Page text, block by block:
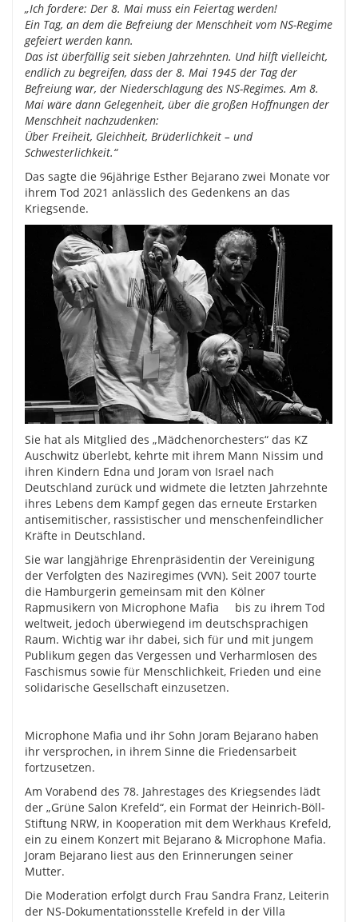
„Ich fordere: Der 8. Mai muss ein Feiertag werden!
Ein Tag, an dem die Befreiung der Menschheit vom NS-Regime
gefeiert werden kann.
Das ist überfällig seit sieben Jahrzehnten. Und hilft vielleicht,
endlich zu begreifen, dass der 8. Mai 1945 der Tag der
Befreiung war, der Niederschlagung des NS-Regimes. Am 8.
Mai wäre dann Gelegenheit, über die großen Hoffnungen der
Menschheit nachzudenken:
Über Freiheit, Gleichheit, Brüderlichkeit – und
Schwesterlichkeit.“
Das sagte die 96jährige Esther Bejarano zwei Monate vor
ihrem Tod 2021 anlässlich des Gedenkens an das
Kriegsende.
Sie hat als Mitglied des „Mädchenorchesters“ das KZ
Auschwitz überlebt, kehrte mit ihrem Mann Nissim und
ihren Kindern Edna und Joram von Israel nach
Deutschland zurück und widmete die letzten Jahrzehnte
ihres Lebens dem Kampf gegen das erneute Erstarken
antisemitischer, rassistischer und menschenfeindlicher
Kräfte in Deutschland.
Sie war langjährige Ehrenpräsidentin der Vereinigung
der Verfolgten des Naziregimes (VVN). Seit 2007 tourte
die Hamburgerin gemeinsam mit den Kölner
Rapmusikern von Microphone Mafia bis zu ihrem Tod
weltweit, jedoch überwiegend im deutschsprachigen
Raum. Wichtig war ihr dabei, sich für und mit jungem
Publikum gegen das Vergessen und Verharmlosen des
Faschismus sowie für Menschlichkeit, Frieden und eine
solidarische Gesellschaft einzusetzen.
Microphone Mafia und ihr Sohn Joram Bejarano haben
ihr versprochen, in ihrem Sinne die Friedensarbeit
fortzusetzen.
Am Vorabend des 78. Jahrestages des Kriegsendes lädt
der „Grüne Salon Krefeld“, ein Format der Heinrich-Böll-
Stiftung NRW, in Kooperation mit dem Werkhaus Krefeld,
ein zu einem Konzert mit Bejarano & Microphone Mafia.
Joram Bejarano liest aus den Erinnerungen seiner
Mutter.
Die Moderation erfolgt durch Frau Sandra Franz, Leiterin
der NS-Dokumentationsstelle Krefeld in der Villa